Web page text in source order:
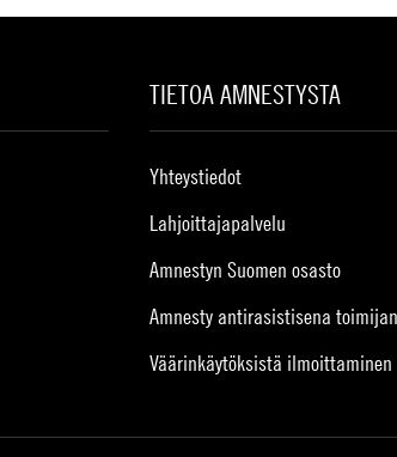
TIETOA AMNESTYSTA
Yhteystiedot
Lahjoittajapalvelu
Amnestyn Suomen osasto
Amnesty antirasistisena
Väärinkäytöksistä ilmoittaminen